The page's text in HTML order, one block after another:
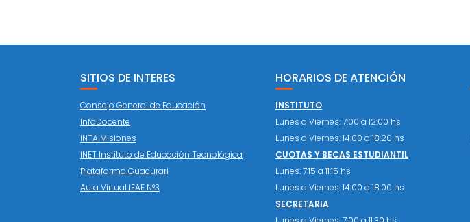
SITIOS DE INTERES
Consejo General de Educación
InfoDocente
INTA Misiones
INET Instituto de Educación Tecnológica
Plataforma Guacurari
Aula Virtual IEAE N°3
HORARIOS DE ATENCIÓN
INSTITUTO
Lunes a Viernes: 7:00 a 12:00 hs
Lunes a Viernes: 14:00 a 18:20 hs
CUOTAS Y BECAS ESTUDIANTIL
Lunes: 7:15 a 11:15 hs
Lunes a Viernes: 14:00 a 18:00 hs
SECRETARIA